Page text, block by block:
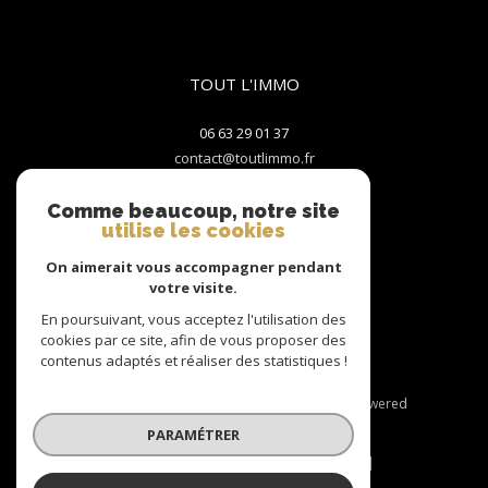
TOUT L'IMMO
06 63 29 01 37
contact@toutlimmo.fr
38550 LE PÉAGE-DE-ROUSSILLON
Nous suivre sur
© 2026 | Tous droits réservés | Traduction powered
by Google |
Nos honoraires
Mentions légales
Admin
Nos liens
Comme beaucoup, notre site
utilise les cookies
On aimerait vous accompagner pendant
votre visite.
En poursuivant, vous acceptez l'utilisation des
cookies par ce site, afin de vous proposer des
contenus adaptés et réaliser des statistiques !
PARAMÉTRER